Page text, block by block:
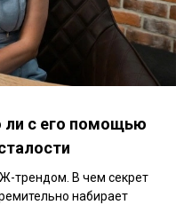
с его помощью
трендом. В чем секрет
набирает